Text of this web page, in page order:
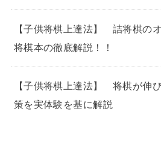
【子供将棋上達法】 詰将棋の
将棋本の徹底解説！！
【子供将棋上達法】 将棋が伸
策を実体験を基に解説